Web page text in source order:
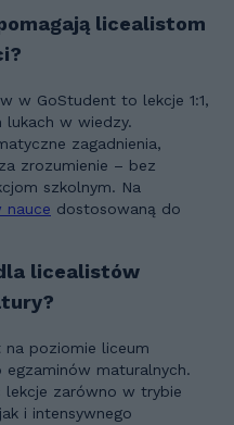
licealistom
w GoStudent to lekcje 1:1,
lukach w wiedzy.
zagadnienia,
zrozumienie – bez
szkolnym. Na
nauce dostosowaną do
licealistów
poziomie liceum
maturalnych.
zarówno w trybie
i intensywnego